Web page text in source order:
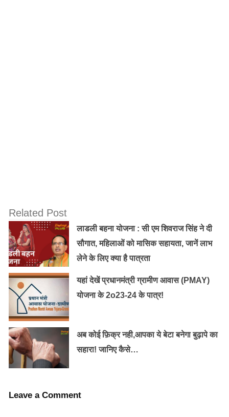
यादव के मुताबिक शासन ने इसके लिए एक करोड़ 66 लाख 60
हजार रुपये दिए हैं। आवेदन के बाद शादी की तिथि के बारे में अंतिम
निर्णय लिया जाएगा। उन्होंने बताया कि प्रति जोड़ा 5,000 रुपये
घराती और बराती के भोजन पर खर्च होंगे। सामूहिक विवाह
कार्यक्रम में कम से कम दस जोड़े होने अनिवार्य हैं। अधिकारी के
मुताबिक जिला प्रशासन ने 20 से 30 जनवरी के बीच 100 जोड़ों के
सामूहिक विवाह का लक्ष्य रखा है।
Related Post
लाडली बहना योजना : सी एम शिवराज सिंह ने दी
सौगात, महिलाओं को मासिक सहायता, जानें लाभ
लेने के लिए क्या है पात्रता
यहां देखें प्रधानमंत्री ग्रामीण आवास (PMAY)
योजना के 2o23-24 के पात्र!
अब कोई फ़िक्र नही,आपका ये बेटा बनेगा बुढ़ापे का
सहारा! जानिए कैसे…
Leave a Comment